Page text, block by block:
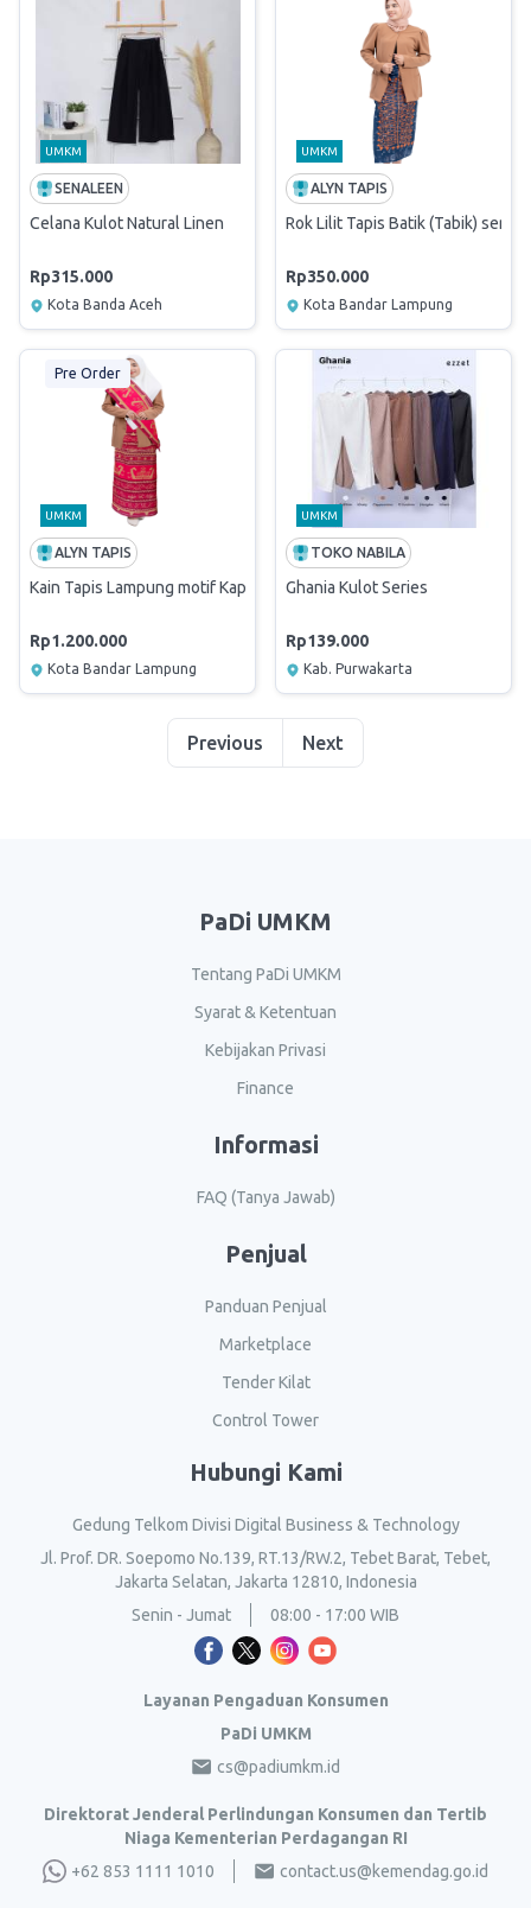
UMKM
SENALEEN
Celana Kulot Natural Linen
Rp315.000
Kota Banda Aceh
UMKM
ALYN TAPIS
Rok Lilit Tapis Batik (Tabik) seri
Rp350.000
Kota Bandar Lampung
Pre Order
UMKM
ALYN TAPIS
Kain Tapis Lampung motif Kapal
Rp1.200.000
Kota Bandar Lampung
UMKM
TOKO NABILA
Ghania Kulot Series
Rp139.000
Kab. Purwakarta
Previous Next
PaDi UMKM
Tentang PaDi UMKM
Syarat & Ketentuan
Kebijakan Privasi
Finance
Informasi
FAQ (Tanya Jawab)
Penjual
Panduan Penjual
Marketplace
Tender Kilat
Control Tower
Hubungi Kami
Gedung Telkom Divisi Digital Business & Technology
Jl. Prof. DR. Soepomo No.139, RT.13/RW.2, Tebet Barat, Tebet,
Jakarta Selatan, Jakarta 12810, Indonesia
Senin - Jumat
08:00 - 17:00 WIB
Layanan Pengaduan Konsumen
PaDi UMKM
cs@padiumkm.id
Direktorat Jenderal Perlindungan Konsumen dan Tertib
Niaga Kementerian Perdagangan RI
+62 853 1111 1010
contact.us@kemendag.go.id